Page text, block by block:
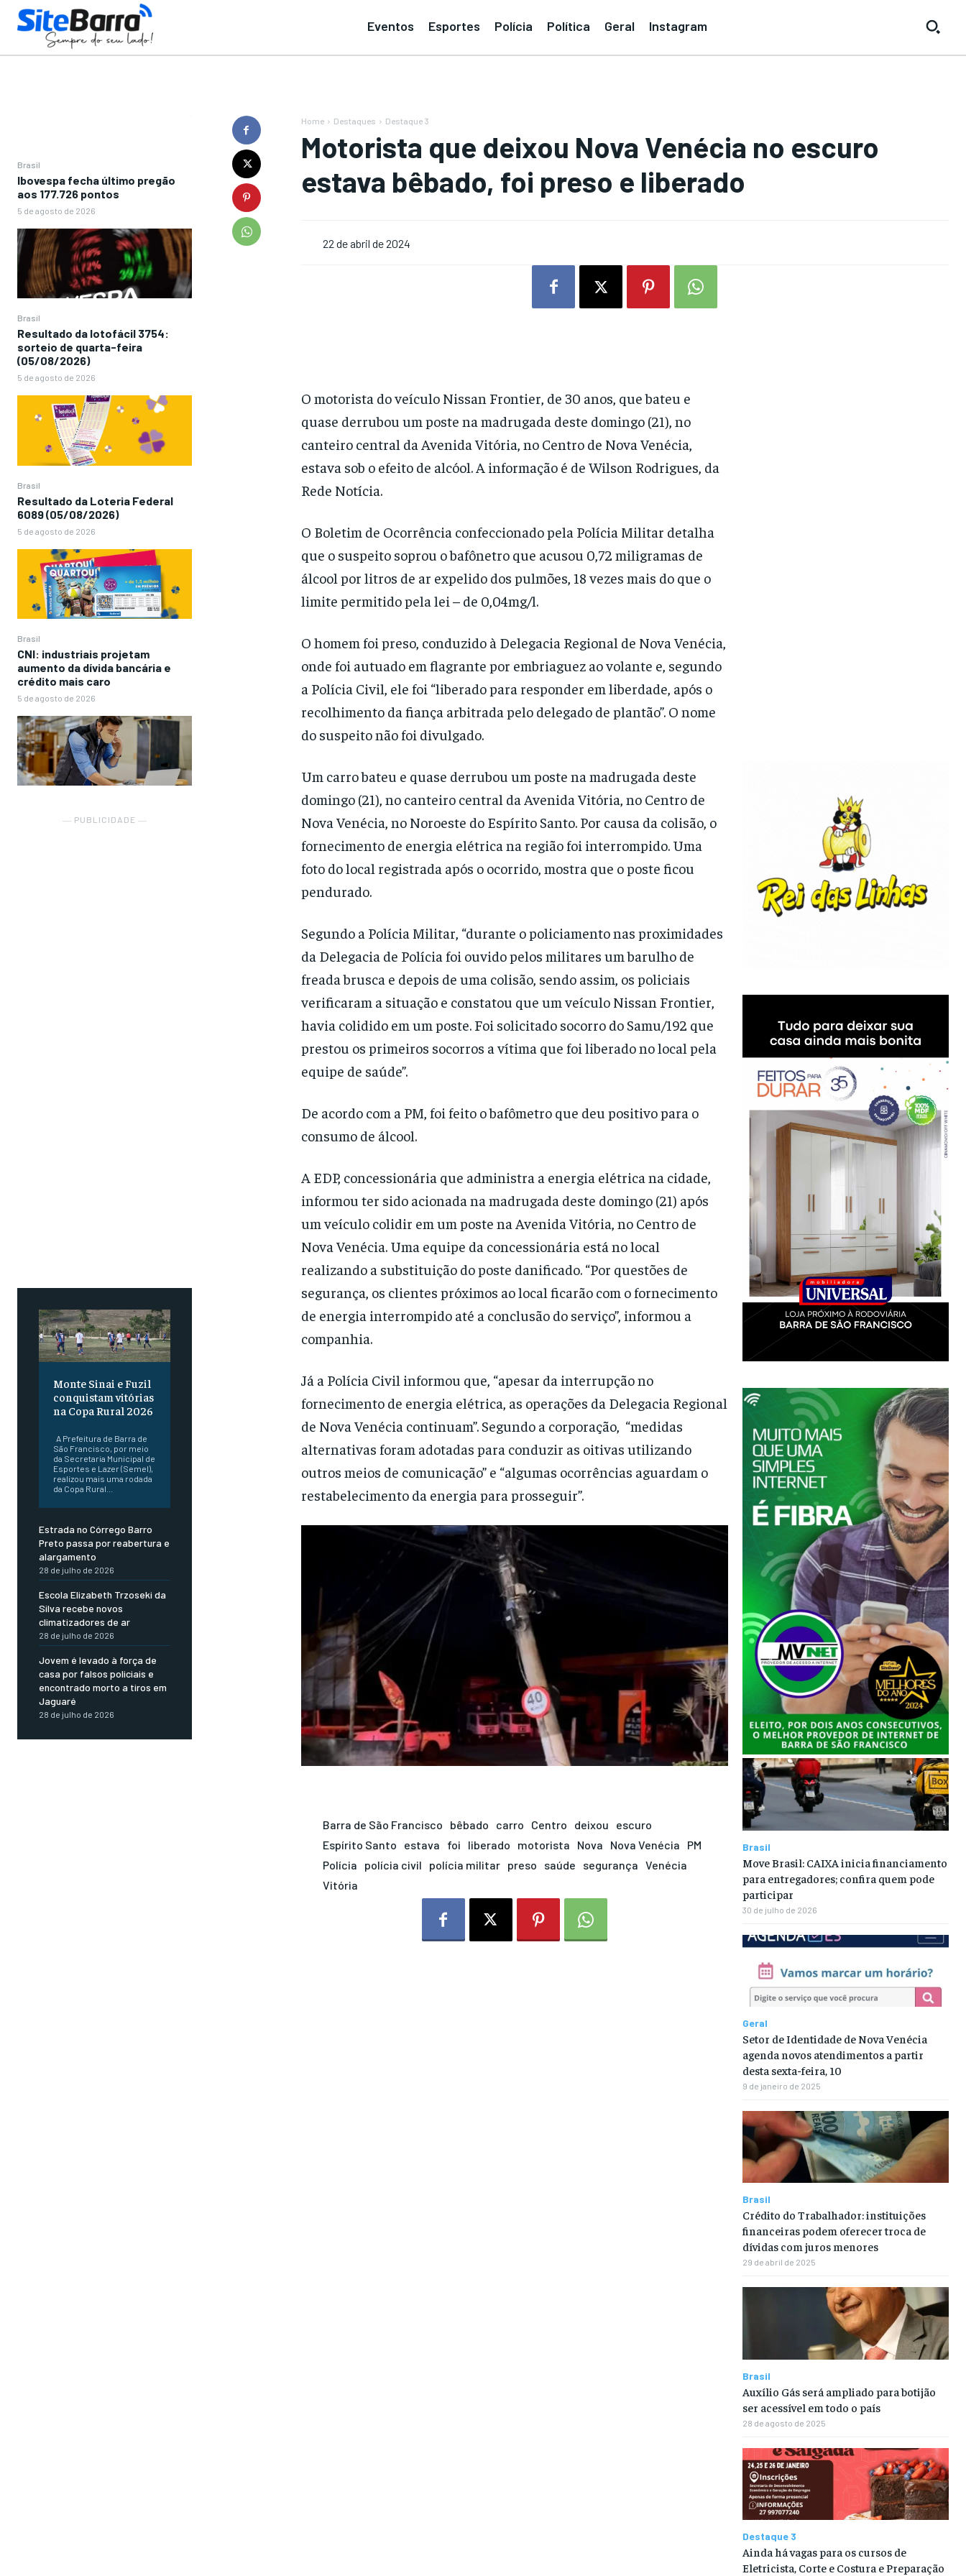
Eventos Esportes Polícia Política Geral Instagram
Brasil
Ibovespa fecha último pregão
aos 177.726 pontos
5 de agosto de 2026
Brasil
Resultado da lotofácil 3754:
sorteio de quarta-feira
(05/08/2026)
5 de agosto de 2026
Brasil
Resultado da Loteria Federal
6089 (05/08/2026)
5 de agosto de 2026
Brasil
CNI: industriais projetam
aumento da dívida bancária e
crédito mais caro
5 de agosto de 2026
― PUBLICIDADE ―
Monte Sinai e Fuzil
conquistam vitórias
na Copa Rural 2026
A Prefeitura de Barra de
São Francisco, por meio
da Secretaria Municipal de
Esportes e Lazer (Semel),
realizou mais uma rodada
da Copa Rural...
Estrada no Córrego Barro
Preto passa por reabertura e
alargamento
28 de julho de 2026
Escola Elizabeth Trzoseki da
Silva recebe novos
climatizadores de ar
28 de julho de 2026
Jovem é levado à força de
casa por falsos policiais e
encontrado morto a tiros em
Jaguaré
28 de julho de 2026
Home Destaques Destaque 3
Motorista que deixou Nova Venécia no escuro
estava bêbado, foi preso e liberado
22 de abril de 2024
O motorista do veículo Nissan Frontier, de 30 anos, que bateu e
quase derrubou um poste na madrugada deste domingo (21), no
canteiro central da Avenida Vitória, no Centro de Nova Venécia,
estava sob o efeito de alcóol. A informação é de Wilson Rodrigues, da
Rede Notícia.
O Boletim de Ocorrência confeccionado pela Polícia Militar detalha
que o suspeito soprou o bafônetro que acusou 0,72 miligramas de
álcool por litros de ar expelido dos pulmões, 18 vezes mais do que o
limite permitido pela lei – de 0,04mg/l.
O homem foi preso, conduzido à Delegacia Regional de Nova Venécia,
onde foi autuado em flagrante por embriaguez ao volante e, segundo
a Polícia Civil, ele foi “liberado para responder em liberdade, após o
recolhimento da fiança arbitrada pelo delegado de plantão”. O nome
do suspeito não foi divulgado.
Um carro bateu e quase derrubou um poste na madrugada deste
domingo (21), no canteiro central da Avenida Vitória, no Centro de
Nova Venécia, no Noroeste do Espírito Santo. Por causa da colisão, o
fornecimento de energia elétrica na região foi interrompido. Uma
foto do local registrada após o ocorrido, mostra que o poste ficou
pendurado.
Segundo a Polícia Militar, “durante o policiamento nas proximidades
da Delegacia de Polícia foi ouvido pelos militares um barulho de
freada brusca e depois de uma colisão, sendo assim, os policiais
verificaram a situação e constatou que um veículo Nissan Frontier,
havia colidido em um poste. Foi solicitado socorro do Samu/192 que
prestou os primeiros socorros a vítima que foi liberado no local pela
equipe de saúde”.
De acordo com a PM, foi feito o bafômetro que deu positivo para o
consumo de álcool.
A EDP, concessionária que administra a energia elétrica na cidade,
informou ter sido acionada na madrugada deste domingo (21) após
um veículo colidir em um poste na Avenida Vitória, no Centro de
Nova Venécia. Uma equipe da concessionária está no local
realizando a substituição do poste danificado. “Por questões de
segurança, os clientes próximos ao local ficarão com o fornecimento
de energia interrompido até a conclusão do serviço”, informou a
companhia.
Já a Polícia Civil informou que, “apesar da interrupção no
fornecimento de energia elétrica, as operações da Delegacia Regional
de Nova Venécia continuam”. Segundo a corporação, “medidas
alternativas foram adotadas para conduzir as oitivas utilizando
outros meios de comunicação” e “algumas ocorrências aguardam o
restabelecimento da energia para prosseguir”.
Barra de São Francisco bêbado carro Centro deixou
escuro
Espírito Santo
estava foi liberado motorista Nova Nova Venécia
PM
Polícia
polícia civil polícia militar preso saúde segurança Venécia
Vitória
Brasil
Move Brasil: CAIXA inicia financiamento
para entregadores; confira quem pode
participar
30 de julho de 2026
Geral
Setor de Identidade de Nova Venécia
agenda novos atendimentos a partir
desta sexta-feira, 10
9 de janeiro de 2025
Brasil
Crédito do Trabalhador: instituições
financeiras podem oferecer troca de
dívidas com juros menores
29 de abril de 2025
Brasil
Auxílio Gás será ampliado para botijão
ser acessível em todo o país
28 de agosto de 2025
Destaque 3
Ainda há vagas para os cursos de
Eletricista, Corte e Costura e Preparação